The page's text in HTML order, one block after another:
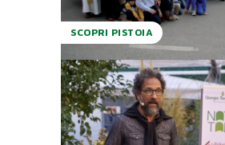
SCOPRI PISTOIA